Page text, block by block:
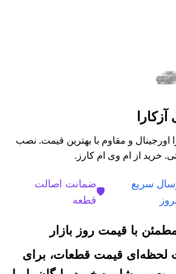
اورجینال و مقاوم با بهترین قیمت. نصب
خرید از ام وی ام کارز.
سریع
🛡️
ضمانت اصالت
قطعه
با قیمت روز بازار
لحظه‌ای قیمت قطعات، برای